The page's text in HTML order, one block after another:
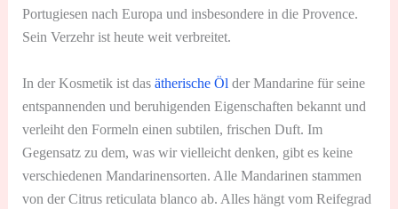
Portugiesen nach Europa und insbesondere in die Provence.
Sein Verzehr ist heute weit verbreitet.
In der Kosmetik ist das ätherische Öl der Mandarine für seine
entspannenden und beruhigenden Eigenschaften bekannt und
verleiht den Formeln einen subtilen, frischen Duft. Im
Gegensatz zu dem, was wir vielleicht denken, gibt es keine
verschiedenen Mandarinensorten. Alle Mandarinen stammen
von der Citrus reticulata blanco ab. Alles hängt vom Reifegrad